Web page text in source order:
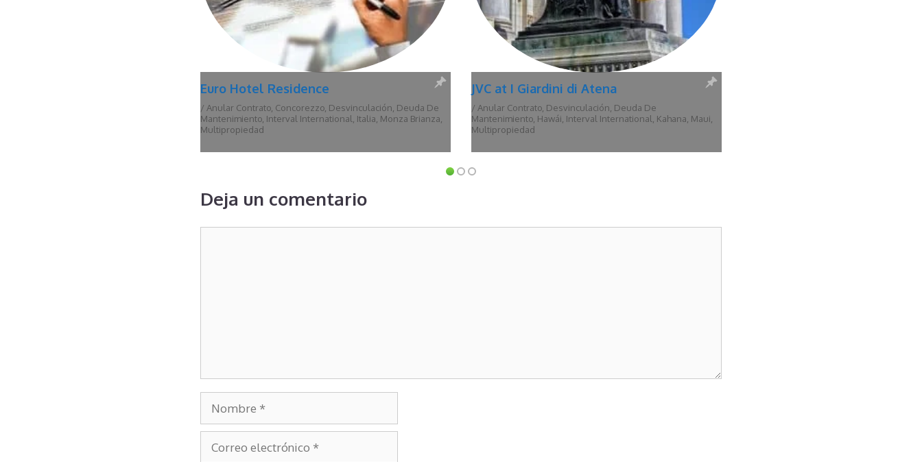
Privilège Residenzhotel Sunstar Zermatt
/ Alicante,Anular Contrato,Desvinculación,Deuda De
Mantenimiento El Campello,España, Interval International
Multipropiedad
Porto Sharm Vacation Club
/ Anular Contrato Argentina,Buenos Aires,Desvinculación
Deuda De Mantenimiento,Interval International,
Multipropiedad
Deja un comentario
Nombre
Correo